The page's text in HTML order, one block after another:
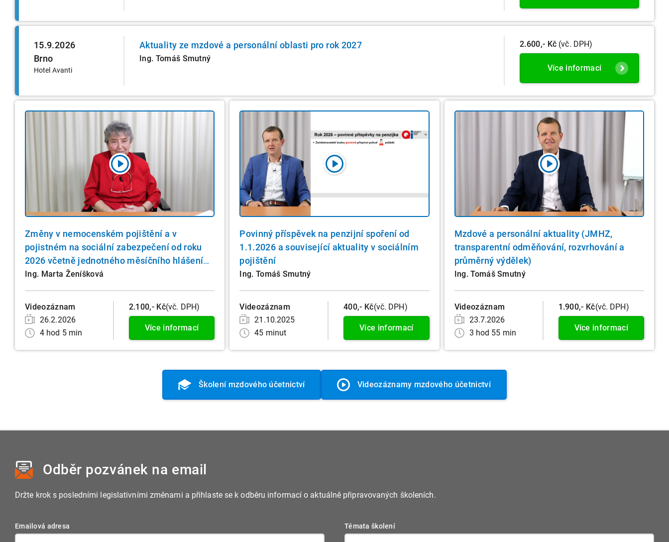
15.9.2026
Brno
Hotel Avanti
Aktuality ze mzdové a personální oblasti pro rok 2027
Ing. Tomáš Smutný
2.600,- Kč (vč. DPH)
Více informací
Změny v nemocenském pojištění a v
pojistném na sociální zabezpečení od roku
2026 včetně jednotného měsíčního hlášení
zaměstnavatele
Ing. Marta Ženíšková
Videozáznam
26.2.2026
4 hod 5 min
2.100,- Kč(vč. DPH)
Více informací
Povinný příspěvek na penzijní spoření od
1.1.2026 a související aktuality v sociálním
pojištění
Ing. Tomáš Smutný
Videozáznam
21.10.2025
45 minut
400,- Kč(vč. DPH)
Více informací
Mzdové a personální aktuality (JMHZ,
transparentní odměňování, rozvrhování a
průměrný výdělek)
Ing. Tomáš Smutný
Videozáznam
23.7.2026
3 hod 55 min
1.900,- Kč(vč. DPH)
Více informací
Školení mzdového účetnictví Videozáznamy mzdového účetnictví
Odběr pozvánek na email
Držte krok s posledními legislativními změnami a přihlaste se k odběru informací o aktuálně připravovaných školeních.
Emailová adresa Témata školení